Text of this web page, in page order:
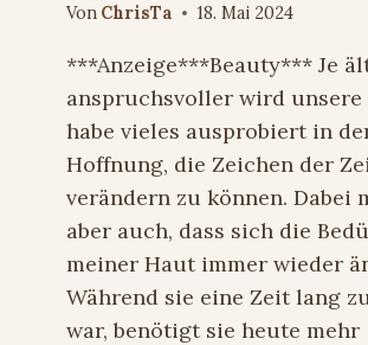
Von ChrisTa 18. Mai 2024
***Anzeige***Beauty*** Je
anspruchsvoller wird unsere
habe vieles ausprobiert in
Hoffnung, die Zeichen der
verändern zu können. Dabei
aber auch, dass sich die
meiner Haut immer wieder
Während sie eine Zeit lang
war, benötigt sie heute mehr